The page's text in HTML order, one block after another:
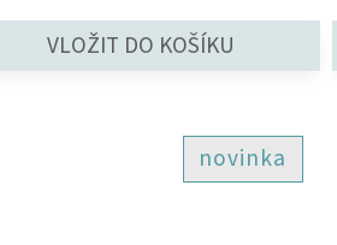
novinka